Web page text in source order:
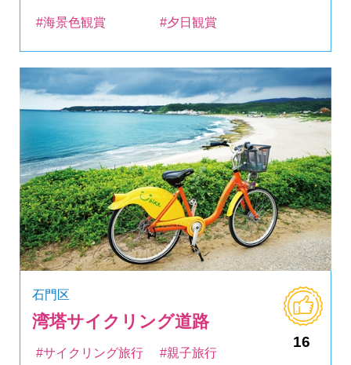
#海景色観賞 #夕日観賞
石門区
湾塔サイクリング道路
16
#サイクリング旅行 #親子旅行